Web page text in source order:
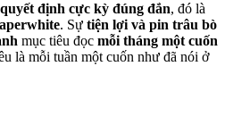
quyết định cực kỳ đúng đắn, đó là
. Sự tiện lợi và pin trâu bò
mục tiêu đọc mỗi tháng một cuốn
là mỗi tuần một cuốn như đã nói ở